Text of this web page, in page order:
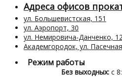
Адреса офисов
ул. Большевистская, 151
ул. Аэропорт, 30
ул. Немировича-Данченко,
Академгородок, ул.
Режим работы
Без выходных: с